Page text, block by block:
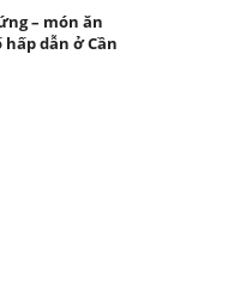
– món ăn
dẫn ở Cần